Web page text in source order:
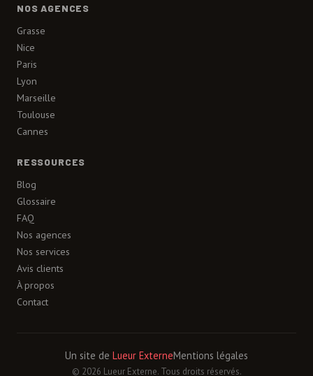
NOS AGENCES
Grasse
Nice
Paris
Lyon
Marseille
Toulouse
Cannes
RESSOURCES
Blog
Glossaire
FAQ
Nos agences
Nos services
Avis clients
À propos
Contact
Un site de Lueur ExterneMentions légales
© 2026 Lueur Externe. Tous droits réservés.